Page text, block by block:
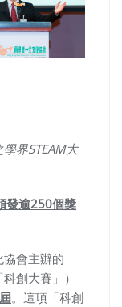
學界STEAM大
發逾250個獎
會主辦的
創大賽」）
。這項「科創